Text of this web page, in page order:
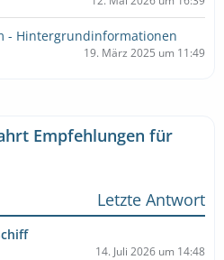
- Hintergrundinformationen
19. März 2025 um 11:49
Empfehlungen für
Letzte Antwort
14. Juli 2026 um 14:48